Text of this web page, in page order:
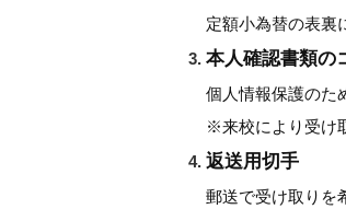
定額小為替の表裏
本人確認書類の
個人情報保護のた
※来校により受け
返送用切手
郵送で受け取りを